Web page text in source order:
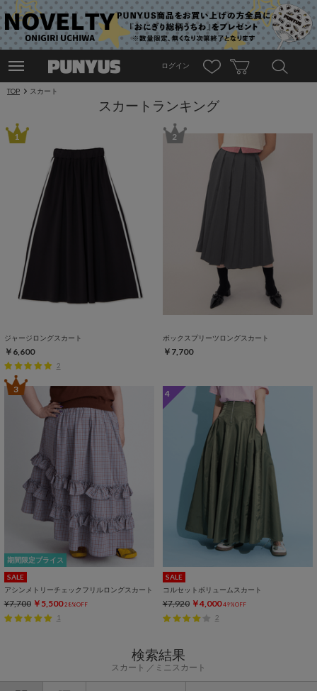
ログイン
TOP スカート
スカートランキング
1
ジャージロングスカート
￥6,600
2
2
ボックスプリーツロングスカート
￥7,700
期間限定プライス
3
SALE
アシンメトリーチェックフリルロングスカート
¥7,700 ￥5,500 28%OFF
1
4
SALE
コルセットボリュームスカート
¥7,920 ￥4,000 49%OFF
2
検索結果
スカート ミニスカート